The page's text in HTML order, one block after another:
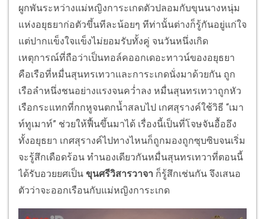
ผูกพันระหว่างแม่หญิงการะเกดตัวปลอมกับขุนนางหนุ่ม
แห่งอยุธยาก่อตัวขึ้นทีละน้อยๆ ทีท่านั้นต่างก็รู้กันอยู่แก่ใจ
แต่ปากแข็งใจแข็งไม่ยอมรับทั้งคู่ จนวันหนึ่งเกิด
เหตุการณ์ที่ถือว่าเป็นทอล์คออกเดอะทาวน์ของอยุธยา
คือเรือที่หมื่นสุนทรเทวาและการะเกดนั่งมาด้วยกัน ถูก
เรือลำหนึ่งชนอย่างแรงจนคว่ำลง หมื่นสุนทรเทวาถูกหัว
เรือกระแทกที่กกหูจนตกน้ำสลบไป เกศสุรางค์ใช้วิธี “เมา
ท์ทูเมาท์” ช่วยให้ฟื้นขึ้นมาได้ เรื่องนี้เป็นที่โจษจันอื้ออึง
ทั้งอยุธยา เกศสุรางค์ไปทางไหนก็ถูกมองถูกซุบซิบจนเริ่ม
จะรู้สึกเดือดร้อน ทำนองเดียวกันหมื่นสุนทรเทวาที่ตอนนี้
ได้รับอวยยศเป็น ขุนศรีวิสารวาจา ก็รู้สึกเช่นกัน จึงเสนอ
ตัวว่าจะออกเรือนกับแม่หญิงการะเกด